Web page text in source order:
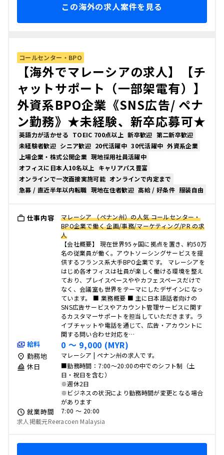
この海外の求人案件を見る
コールセンター・BPO
【海外でマレーシアの求人】【チ
ャットサポート（一部架電有）】
外資系BPO企業《SNS広告/ ペナ
ン勤務》★未経験、新卒応募可★
英語力が活かせる TOEIC 700点以上 新卒歓迎 第二新卒歓迎
未経験者歓迎 シニア歓迎 20代活躍中 30代活躍中 外資系企業
上場企業・株式公開企業 現地採用社員活躍中
オフィスに日本人10名以上
キャリアパス豊富
オンラインで一次面接実施可能 オンラインで内定まで
急募 / 直近半年以内転職 現地在住者歓迎 高給 / 好条件 服装自由
仕事内容
マレーシア （ペナン州）の人気 コールセンター・
BPO企業で働く 企画/事務/マーケティング/PR の求
人
【会社概要】 現在世界95ヶ国に拠点を置き、約50万
名の従業員が働く。アウトソーシングサービスを提
供するフランス系大手BPO企業です。 マレーシアを
はじめ各オフィスは社員が楽しく働ける環境を整え
ており、プレイスペースややカフェスペースだけで
なく、会議室も世界をテーマにしたデザインになっ
ています。 ■ 業務概要 ■ 主に日本語話者向けの
SNS広告サービスやアカウント管理サービスに関す
るカスタマーサポートを担当していただきます。ラ
イブチャットや電話を通じて、広告・アカウントに
関する問い合わせ対応を…
給料 0 〜 9,000 (MYR)
勤務地 マレーシア | ペナン州の求人です。
休日
■勤務時間：7:00～20:00の中でのシフト制（土
日・祝日を含む）
※週休2日
※ビジネスの状況により勤務時間が変更となる場合
があります
就業時間
7:00 〜 20:00
求人掲載元Reeracoen Malaysia